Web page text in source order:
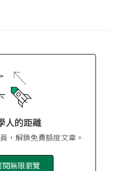
人的距離
，解鎖免費額度文章。
閱無限瀏覽